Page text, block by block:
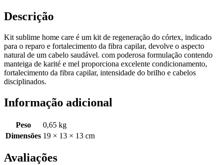
Descrição
Kit sublime home care é um kit de regeneração do córtex, indicado
para o reparo e fortalecimento da fibra capilar, devolve o aspecto
natural de um cabelo saudável. com poderosa formulação contendo
manteiga de karité e mel proporciona excelente condicionamento,
fortalecimento da fibra capilar, intensidade do brilho e cabelos
disciplinados.
Informação adicional
Peso
0,65 kg
Dimensões 19 × 13 × 13 cm
Avaliações